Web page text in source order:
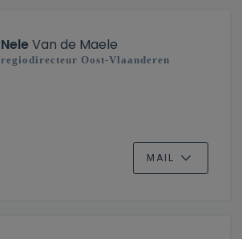
NeleVan de Maele
regiodirecteur Oost-Vlaanderen
MAIL